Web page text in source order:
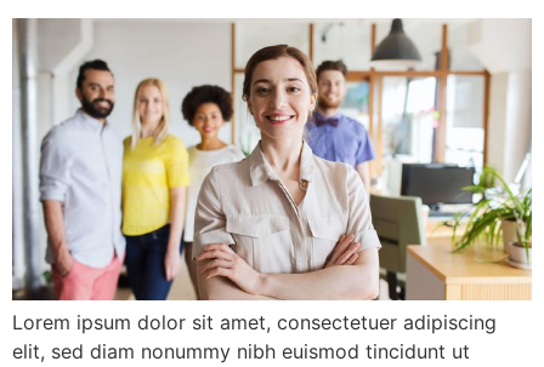
Lorem ipsum dolor sit amet, consectetuer adipiscing
elit, sed diam nonummy nibh euismod tincidunt ut